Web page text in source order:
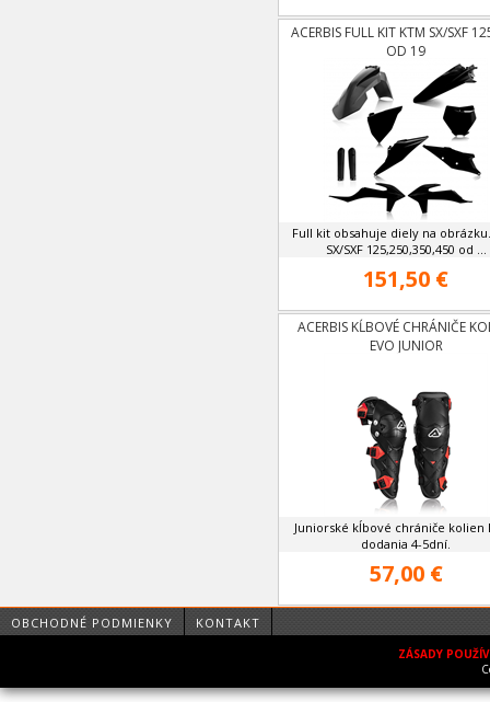
ACERBIS FULL KIT KTM SX/SXF
OD 19
Full kit obsahuje diely na
SX/SXF 125,250,350,450 od ...
151,50 €
ACERBIS KĹBOVÉ CHRÁNIČE
EVO JUNIOR
Juniorské kĺbové chrániče kolien
dodania 4-5dní.
57,00 €
OBCHODNÉ PODMIENKY KONTAKT
ZÁSADY